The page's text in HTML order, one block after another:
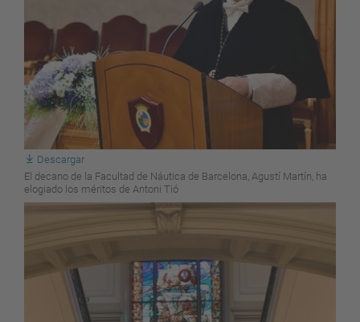
Descargar
El decano de la Facultad de Náutica de Barcelona, Agustí Martín, ha
elogiado los méritos de Antoni Tió